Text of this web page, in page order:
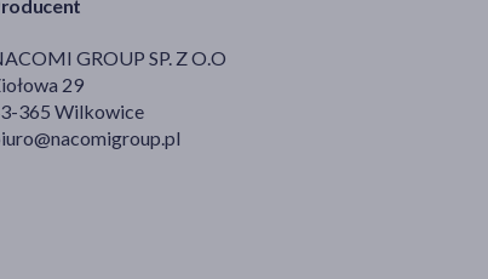
GROUP SP. Z O.O
29
365 Wilkowice